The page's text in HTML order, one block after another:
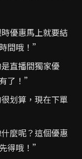
優惠馬上就要結
間哦！”
直播間獨家優
了！”
划算，現在下單
麼呢？這個優惠
得哦！”